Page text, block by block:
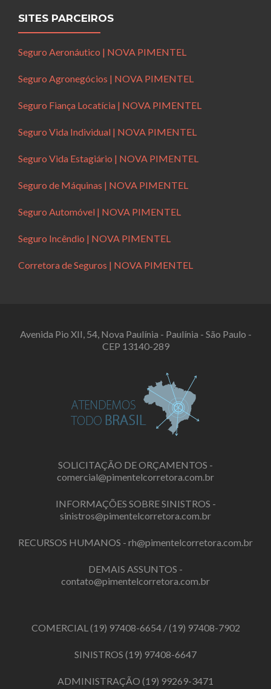
SITES PARCEIROS
Seguro Aeronáutico | NOVA PIMENTEL
Seguro Agronegócios | NOVA PIMENTEL
Seguro Fiança Locatícia | NOVA PIMENTEL
Seguro Vida Individual | NOVA PIMENTEL
Seguro Vida Estagiário | NOVA PIMENTEL
Seguro de Máquinas | NOVA PIMENTEL
Seguro Automóvel | NOVA PIMENTEL
Seguro Incêndio | NOVA PIMENTEL
Corretora de Seguros | NOVA PIMENTEL
Avenida Pio XII, 54, Nova Paulínia - Paulínia - São Paulo -
CEP 13140-289
SOLICITAÇÃO DE ORÇAMENTOS -
comercial@pimentelcorretora.com.br
INFORMAÇÕES SOBRE SINISTROS -
sinistros@pimentelcorretora.com.br
RECURSOS HUMANOS - rh@pimentelcorretora.com.br
DEMAIS ASSUNTOS -
contato@pimentelcorretora.com.br
COMERCIAL(19) 97408-6654/(19) 97408-7902
SINISTROS (19) 97408-6647
ADMINISTRAÇÃO (19) 99269-3471